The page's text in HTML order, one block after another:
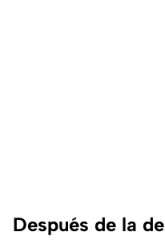
Después de la